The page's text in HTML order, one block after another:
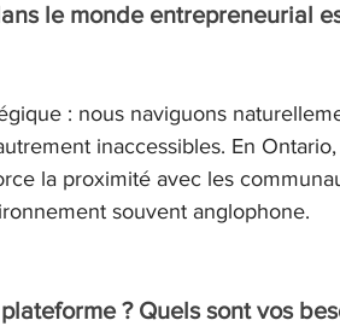
le monde entrepreneurial
: nous naviguons
inaccessibles. En
la proximité avec les
souvent anglophone.
? Quels sont vos